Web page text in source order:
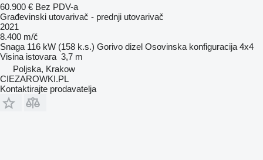
60.900 € Bez PDV-a
Građevinski utovarivač - prednji utovarivač
2021
8.400 m/č
Snaga 116 kW (158 k.s.) Gorivo dizel Osovinska konfiguracija 4x4
Visina istovara 3,7 m
Poljska, Krakow
CIEZAROWKI.PL
Kontaktirajte prodavatelja